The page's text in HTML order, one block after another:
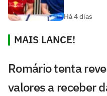
Há 4 dias
MAIS LANCE!
Romário tenta
valores a receber